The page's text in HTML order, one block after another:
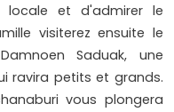
et d'admirer le
visiterez ensuite le
Saduak, une
ravira petits et grands.
vous plongera